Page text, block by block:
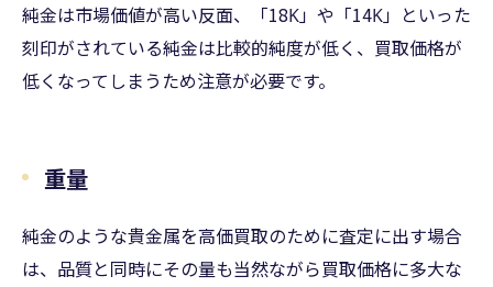
純金は市場価値が高い反面、「18K」や「14K」といった
刻印がされている純金は比較的純度が低く、買取価格が
低くなってしまうため注意が必要です。
重量
純金のような貴金属を高価買取のために査定に出す場合
は、品質と同時にその量も当然ながら買取価格に多大な